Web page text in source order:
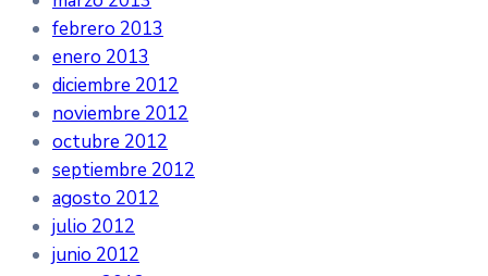
febrero 2013
enero 2013
diciembre 2012
noviembre 2012
octubre 2012
septiembre 2012
agosto 2012
julio 2012
junio 2012